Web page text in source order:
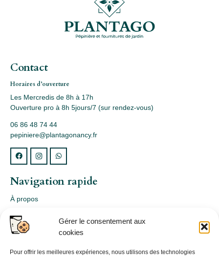
Gérer le consentement aux
cookies
Pour offrir les meilleures expériences, nous utilisons des technologies
Contact
Horaires d’ouverture
Les Mercredis de 8h à 17h
Ouverture pro à 8h 5jours/7 (sur rendez-vous)
06 86 48 74 44
pepiniere@plantagonancy.fr
Navigation rapide
À propos
Webshop
Nos produits
Conception
Consultation